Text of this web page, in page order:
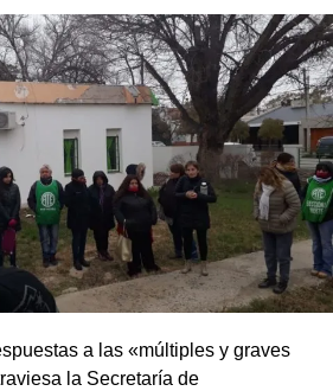
a las «múltiples y graves
la Secretaría de